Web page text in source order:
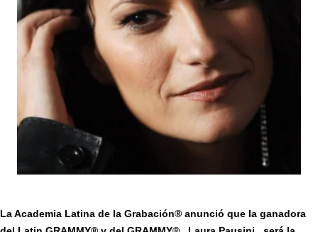
La Academia Latina de la Grabación® anunció que la ganadora